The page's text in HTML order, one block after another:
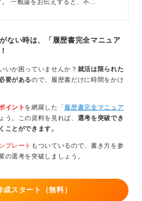
。 一般論をお伝えすると、不…
ない時は、「履歴書完全マニュア
いか困っていませんか？ 就活は限られた
要があるので、履歴書だけに時間をかけ
イント を網羅した 「履歴書完全マニュア
う。この資料を見れば、 選考を突破でき
ことができます。
プレート もついているので、書き方を参
の選考を突破しましょう。
成スタート（無料）